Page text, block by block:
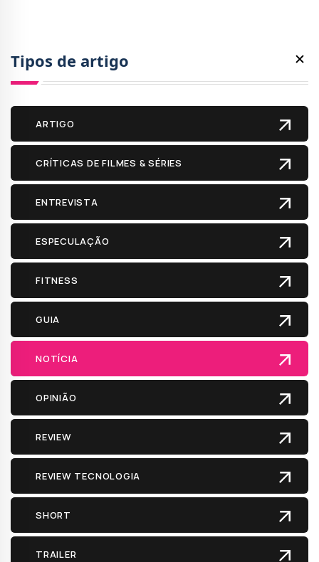
Tipos de artigo
ARTIGO
CRÍTICAS DE FILMES & SÉRIES
ENTREVISTA
ESPECULAÇÃO
FITNESS
GUIA
NOTÍCIA
OPINIÃO
REVIEW
REVIEW TECNOLOGIA
SHORT
TRAILER